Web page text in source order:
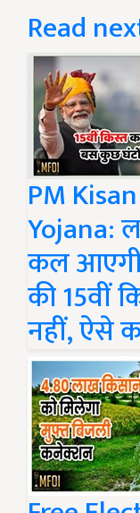
Read
PM
Yojana:
कल आएगी
की 15वीं
नहीं, ऐसे